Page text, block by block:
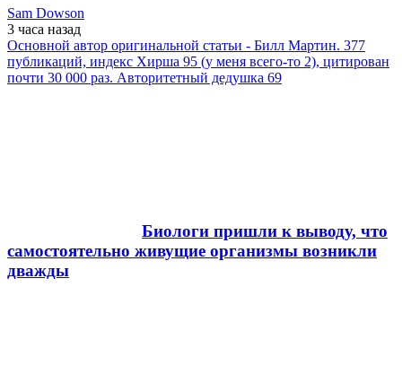
Sam Dowson
3 часа назад
Основной автор оригинальной статьи - Билл Мартин. 377
публикаций, индекс Хирша 95 (у меня всего-то 2), цитирован
почти 30 000 раз. Авторитетный дедушка 69
Биологи пришли к выводу, что
самостоятельно живущие организмы возникли
дважды